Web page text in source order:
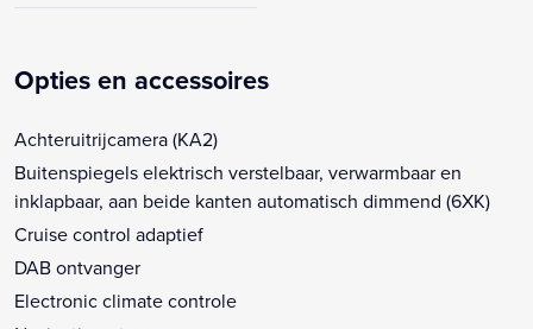
Opties en accessoires
Achteruitrijcamera (KA2)
Buitenspiegels elektrisch verstelbaar, verwarmbaar en
inklapbaar, aan beide kanten automatisch dimmend (6XK)
Cruise control adaptief
DAB ontvanger
Electronic climate controle